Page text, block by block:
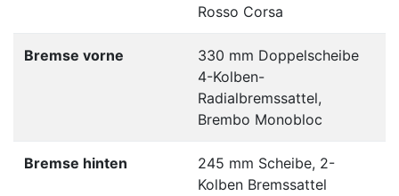
Rosso Corsa
Bremse vorne
330 mm Doppelscheibe
4-Kolben-
Radialbremssattel,
Brembo Monobloc
Bremse hinten
245 mm Scheibe, 2-
Kolben Bremssattel